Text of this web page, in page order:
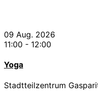
09 Aug. 2026
11:00 - 12:00
Yoga
Stadtteilzentrum